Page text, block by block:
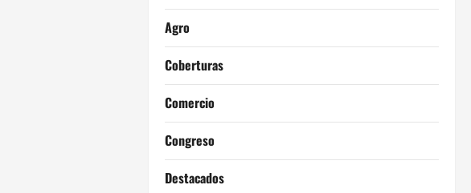
Agro
Coberturas
Comercio
Congreso
Destacados